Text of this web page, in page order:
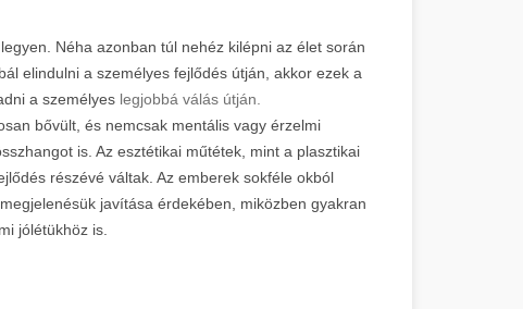
Néha azonban túl nehéz kilépni az élet során
elindulni a személyes fejlődés útján, akkor ezek a
a személyes legjobbá válás útján.
bővült, és nemcsak mentális vagy érzelmi
is. Az esztétikai műtétek, mint a plasztikai
részévé váltak. Az emberek sokféle okból
javítása érdekében, miközben gyakran
jólétükhöz is.